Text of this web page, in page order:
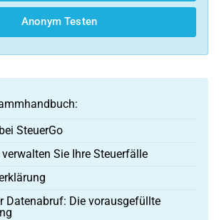
Anonym Testen
SteuerGo
Sie Ihre Steuerfälle
Datenabruf: Die vorausgefüllte